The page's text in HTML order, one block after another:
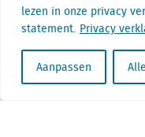
lezen in onze privacy
statement. Privacy
Aanpassen